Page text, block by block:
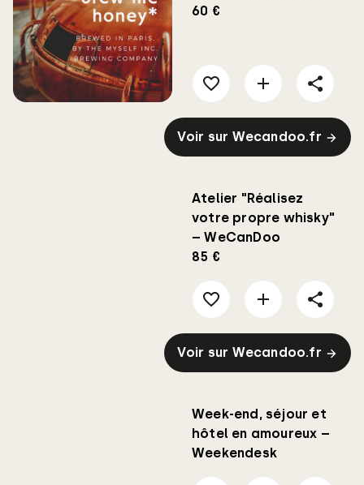
60 €
Voir sur Wecandoo.fr
Atelier "Réalisez
votre propre whisky"
– WeCanDoo
85 €
Voir sur Wecandoo.fr
Week-end, séjour et
hôtel en amoureux –
Weekendesk